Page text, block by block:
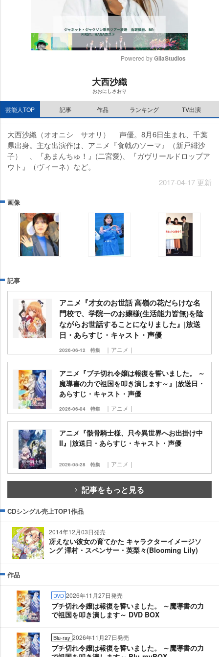
e
Powered by GliaStudios
大西沙織
おおにしさおり
芸能人TOP 記事 作品 ランキング TV出演
大西沙織（オオニシ サオリ） 声優。8月6日生まれ、千葉
県出身。主な出演作は、アニメ『食戟のソーマ』（新戸緋沙
子） 、『あまんちゅ！』(二宮愛)、『ガヴリールドロップア
ウト』（ヴィーネ）など。
2017-04-17 更新
画像
記事
アニメ『才女のお世話 高嶺の花だらけな名
門校で、学院一のお嬢様(生活能力皆無)を陰
ながらお世話することになりました』|放送
日・あらすじ・キャスト・声優
2026-06-12 特集 ｜アニメ｜
アニメ『ブチ切れ令嬢は報復を誓いました。 ～
魔導書の力で祖国を叩き潰します～』|放送日・
あらすじ・キャスト・声優
2026-06-04 特集 ｜アニメ｜
アニメ『骸骨騎士様、只今異世界へお出掛け中
II』|放送日・あらすじ・キャスト・声優
2026-05-28 特集 ｜アニメ｜
記事をもっと見る
CDシングル売上TOP1作品
2014年12月03日発売
冴えない彼女の育てかた キャラクターイメージソ
ング 澤村・スペンサー・英梨々(Blooming Lily)
作品
DVD 2026年11月27日発売
ブチ切れ令嬢は報復を誓いました。 ～魔導書の力
で祖国を叩き潰します～ DVD BOX
Blu-ray 2026年11月27日発売
ブチ切れ令嬢は報復を誓いました。 ～魔導書の力